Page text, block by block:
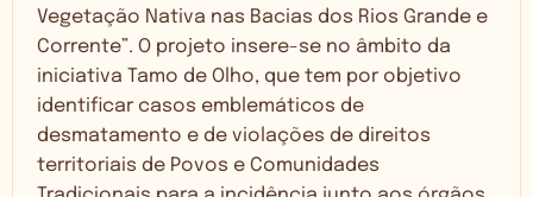
Vegetação Nativa nas Bacias dos Rios Grande e
Corrente”. O projeto insere-se no âmbito da
iniciativa Tamo de Olho, que tem por objetivo
identificar casos emblemáticos de
desmatamento e de violações de direitos
territoriais de Povos e Comunidades